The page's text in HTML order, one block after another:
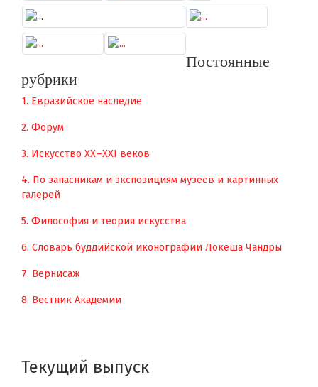
Постоянные
рубрики
1. Евразийское наследие
2. Форум
3. Искусство XX–XXI веков
4. По запасникам и экспозициям музеев и картинных
галерей
5. Философия и теория искусства
6. Словарь буддийской иконографии Локеша Чандры
7. Вернисаж
8. Вестник Академии
Текущий выпуск